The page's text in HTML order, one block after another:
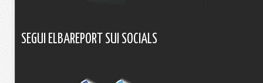
SEGUI ELBAREPORT SUI SOCIALS